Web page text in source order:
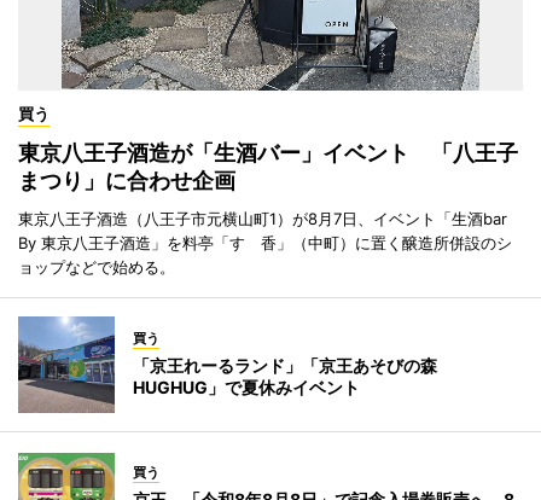
買う
東京八王子酒造が「生酒バー」イベント 「八王子
まつり」に合わせ企画
東京八王子酒造（八王子市元横山町1）が8月7日、イベント「生酒bar
By 東京八王子酒造」を料亭「すゞ香」（中町）に置く醸造所併設のシ
ョップなどで始める。
買う
「京王れーるランド」「京王あそびの森
HUGHUG」で夏休みイベント
買う